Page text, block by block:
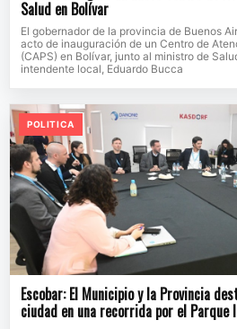
Salud en Bolívar
El gobernador de la provincia de Buenos
acto de inauguración de un Centro de
(CAPS) en Bolívar, junto al ministro de
intendente local, Eduardo Bucca
POLITICA
Escobar: El Municipio y la Provincia
ciudad en una recorrida por el Parque